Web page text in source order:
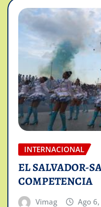
INTERNACIONAL
EL SALVADOR-
COMPETENCIA
Vimag Ago